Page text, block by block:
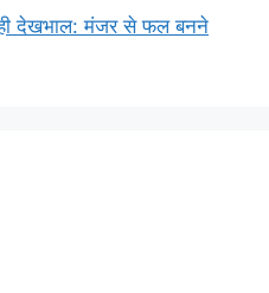
देखभाल: मंजर से फल बनने